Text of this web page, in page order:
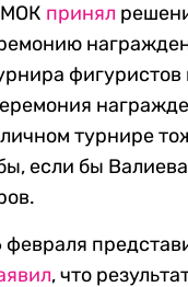
МОК принял
фигуристов
турнире
если бы
февраля
, что